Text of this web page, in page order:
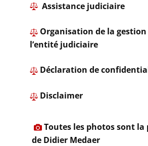
​ Assistance judiciaire
Organisation de la gestion
l’entité judiciaire
​Déclaration de
Disclaimer
Toutes les photos sont
de Didier Medaer​